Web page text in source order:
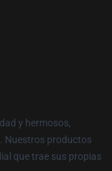
y hermosos,
Nuestros productos
que trae sus propias